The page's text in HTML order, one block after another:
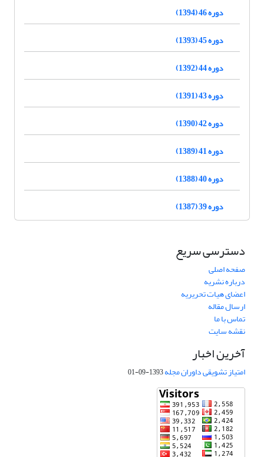
دوره 46 (1394)
دوره 45 (1393)
دوره 44 (1392)
دوره 43 (1391)
دوره 42 (1390)
دوره 41 (1389)
دوره 40 (1388)
دوره 39 (1387)
دسترسی سریع
صفحه اصلی
درباره نشریه
اعضای هیات تحریریه
ارسال مقاله
تماس با ما
نقشه سایت
آخرین اخبار
امتیاز تشویقی داوران مجله1393-09-01